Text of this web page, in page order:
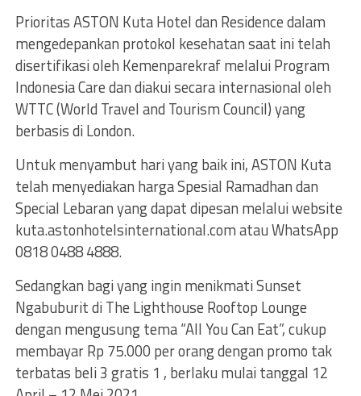
Prioritas ASTON Kuta Hotel dan Residence dalam
mengedepankan protokol kesehatan saat ini telah
disertifikasi oleh Kemenparekraf melalui Program
Indonesia Care dan diakui secara internasional oleh
WTTC (World Travel and Tourism Council) yang
berbasis di London.
Untuk menyambut hari yang baik ini, ASTON Kuta
telah menyediakan harga Spesial Ramadhan dan
Special Lebaran yang dapat dipesan melalui website
kuta.astonhotelsinternational.com atau WhatsApp
0818 0488 4888.
Sedangkan bagi yang ingin menikmati Sunset
Ngabuburit di The Lighthouse Rooftop Lounge
dengan mengusung tema “All You Can Eat”, cukup
membayar Rp 75.000 per orang dengan promo tak
terbatas beli 3 gratis 1 , berlaku mulai tanggal 12